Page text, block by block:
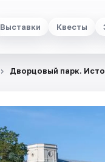
Выставки Квесты
Дворцовый парк.